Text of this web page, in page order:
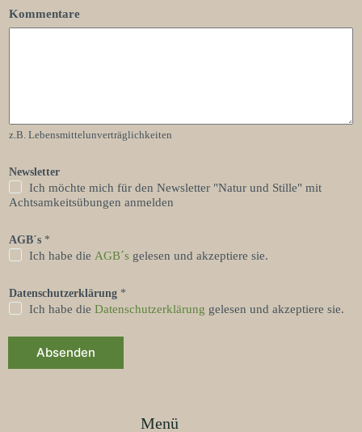
Kommentare
z.B. Lebensmittelunverträglichkeiten
Newsletter
Ich möchte mich für den Newsletter "Natur und Stille" mit
Achtsamkeitsübungen anmelden
e
o
n
u
AGB´s *
Ich habe die AGB´s gelesen und akzeptiere sie.
Datenschutzerklärung *
Ich habe dieDatenschutzerklärung gelesen und akzeptiere sie.
Absenden
Menü